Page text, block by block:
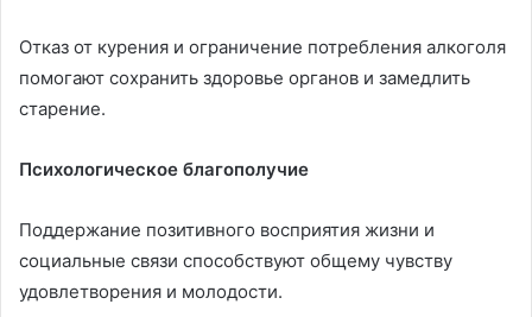
Отказ от курения и ограничение потребления алкоголя
помогают сохранить здоровье органов и замедлить
старение.
Психологическое благополучие
Поддержание позитивного восприятия жизни и
социальные связи способствуют общему чувству
удовлетворения и молодости.